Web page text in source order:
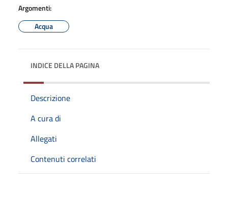
Argomenti:
Acqua
INDICE DELLA PAGINA
Descrizione
A cura di
Allegati
Contenuti correlati